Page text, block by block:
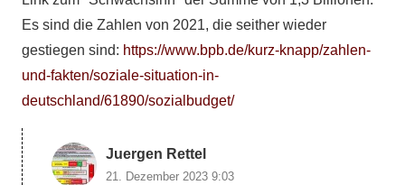
Es sind die Zahlen von 2021, die seither wieder
gestiegen sind: https://www.bpb.de/kurz-knapp/zahlen-
und-fakten/soziale-situation-in-
deutschland/61890/sozialbudget/
Juergen Rettel
21. Dezember 2023 9:03